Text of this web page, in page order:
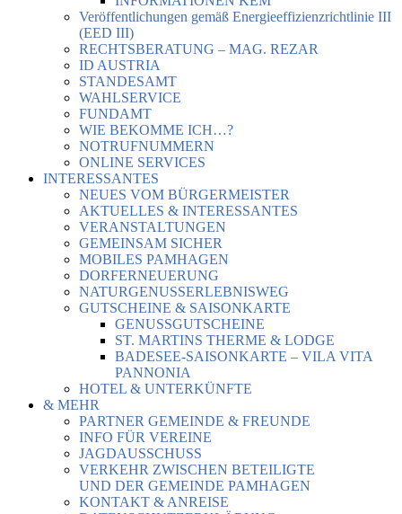
Veröffentlichungen gemäß Energieeffizienzrichtlinie III
(EED III)
RECHTSBERATUNG – MAG. REZAR
ID AUSTRIA
STANDESAMT
WAHLSERVICE
FUNDAMT
WIE BEKOMME ICH…?
NOTRUFNUMMERN
ONLINE SERVICES
INTERESSANTES
NEUES VOM BÜRGERMEISTER
AKTUELLES & INTERESSANTES
VERANSTALTUNGEN
GEMEINSAM SICHER
MOBILES PAMHAGEN
DORFERNEUERUNG
NATURGENUSSERLEBNISWEG
GUTSCHEINE & SAISONKARTE
GENUSSGUTSCHEINE
ST. MARTINS THERME & LODGE
BADESEE-SAISONKARTE – VILA VITA
PANNONIA
HOTEL & UNTERKÜNFTE
& MEHR
PARTNER GEMEINDE & FREUNDE
INFO FÜR VEREINE
JAGDAUSSCHUSS
VERKEHR ZWISCHEN BETEILIGTE
UND DER GEMEINDE PAMHAGEN
KONTAKT & ANREISE